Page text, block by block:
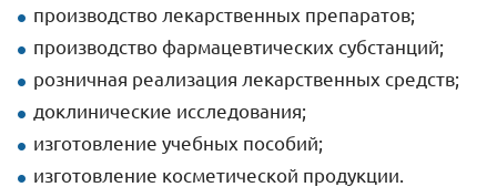
производство лекарственных препаратов;
производство фармацевтических субстанций;
розничная реализация лекарственных средств;
доклинические исследования;
изготовление учебных пособий;
изготовление косметической продукции.